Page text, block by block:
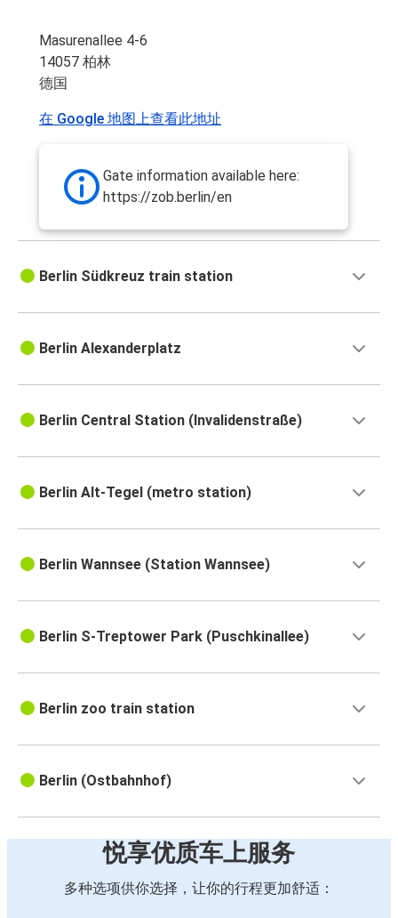
Masurenallee 4-6
14057 柏林
德国
在 Google 地图上查看此地址
Gate information available here:
https://zob.berlin/en
Berlin Südkreuz train station
Berlin Alexanderplatz
Berlin Central Station (Invalidenstraße)
Berlin Alt-Tegel (metro station)
Berlin Wannsee (Station Wannsee)
Berlin S-Treptower Park (Puschkinallee)
Berlin zoo train station
Berlin (Ostbahnhof)
悦享优质车上服务
多种选项供你选择，让你的行程更加舒适：